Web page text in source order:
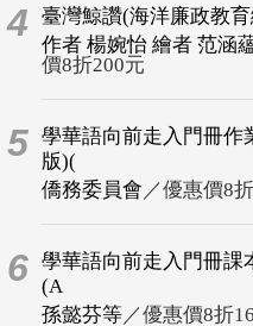
4
臺灣鯨讚(海洋廉政教
作者 楊婉怡 繪者 范涵
價8折200元
5 學華語向前走入門冊作
版)(
僑務委員會 ／優惠價8
6 學華語向前走入門冊課
(A
孫懿芬等／優惠價8折